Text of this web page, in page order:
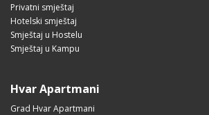
Privatni smještaj
Hotelski smještaj
Smještaj u Hostelu
Smještaj u Kampu
Hvar Apartmani
Grad Hvar Apartmani